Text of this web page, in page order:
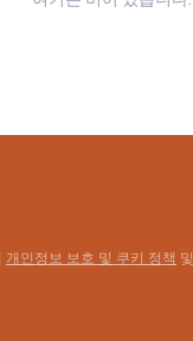
개인정보 보호 및 쿠키 정책 및